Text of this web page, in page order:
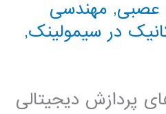
عصبی, مهندسی
در سیمولینک,
پردازش دیجیتالی